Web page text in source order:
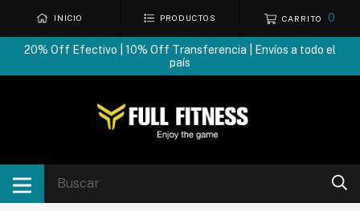
INICIO PRODUCTOS CARRITO 0
20% Off Efectivo | 10% Off Transferencia | Envíos a todo el
país